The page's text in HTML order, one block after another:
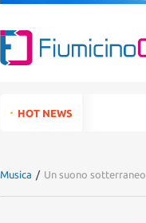
for:HOT NEWS
Musica / Un suono sotterraneo